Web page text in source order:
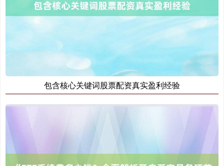
基金指数
国债指数 229.69 +0.10 +0.04%
包含核心关键词股票配资真实盈利经验